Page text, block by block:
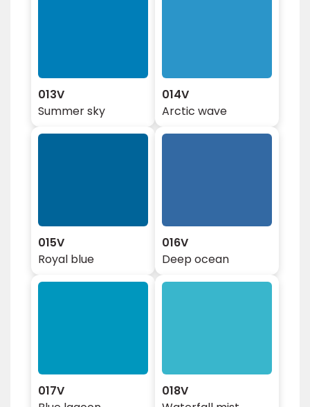
013V
Summer sky
014V
Arctic wave
015V
Royal blue
016V
Deep ocean
017V
018V